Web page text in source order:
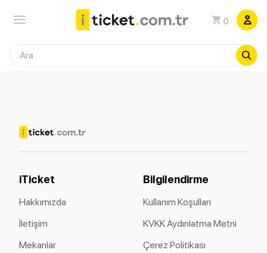
0
iTicket
Hakkımızda
İletişim
Mekanlar
Bilgilendirme
Kullanım Koşulları
KVKK Aydınlatma Metni
Çerez Politikası